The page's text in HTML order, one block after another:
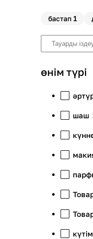
бастап 1
өнім түрі
шаш
күтім